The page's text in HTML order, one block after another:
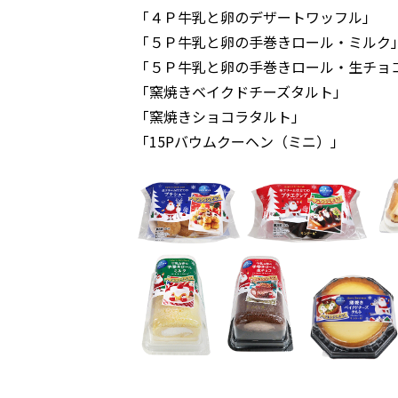
「４Ｐ牛乳と卵のデザートワッフル」
「５Ｐ牛乳と卵の手巻きロール・ミルク
「５Ｐ牛乳と卵の手巻きロール・生チョ
「窯焼きベイクドチーズタルト」
「窯焼きショコラタルト」
「15Pバウムクーヘン（ミニ）」